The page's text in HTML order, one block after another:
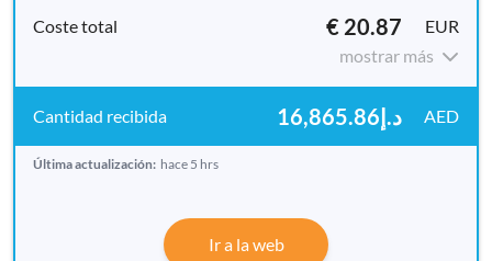
€ 20.87
EUR
mostrar más
د.إ16,865.86 AED
Última actualización: hace 5 hrs
Ir a la web